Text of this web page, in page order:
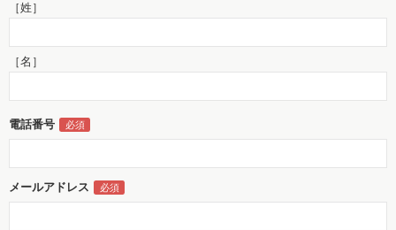
［姓］
［名］
電話番号
メールアドレス